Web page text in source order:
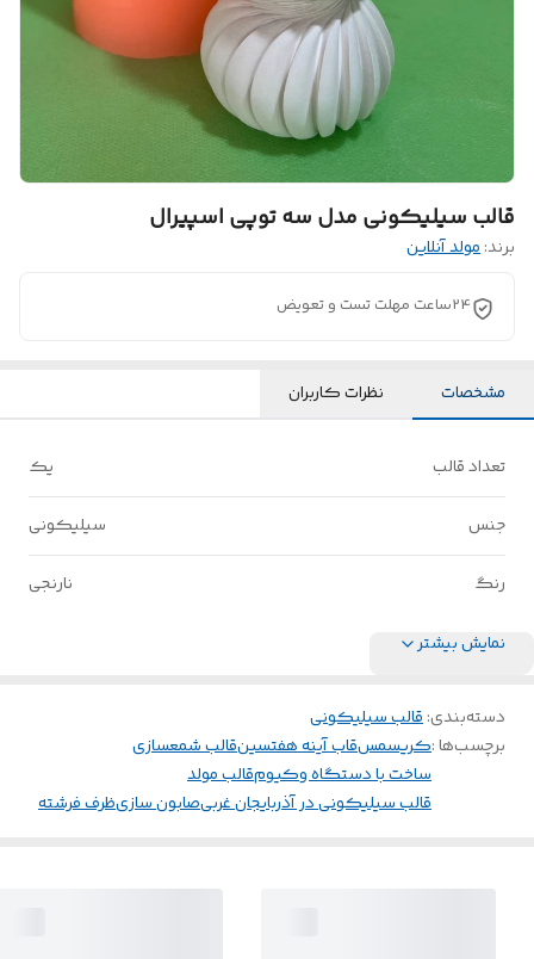
قالب سیلیکونی مدل سه توپی اسپیرال
برند:مولد آنلاین
24ساعت مهلت تست و تعویض
مشخصات نظرات کاربران
تعداد قالب یک
جنس سیلیکونی
رنگ نارنجی
نمایش بیشتر
دسته‌بندی:قالب سیلیکونی
برچسب‌ها :کریسمسقاب آینه هفتسینقالب شمعسازی
ساخت با دستگاه وکیومقالب مولد
قالب سیلیکونی در آذربایجان غربیصابون سازیظرف فرشته